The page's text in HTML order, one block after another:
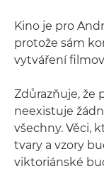
Kino je pro
protože sám
vytváření
Zdůrazňuje, že
neexistuje
všechny. Věci,
tvary a vzory
viktoriánské